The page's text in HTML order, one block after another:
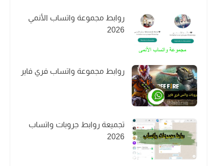
روابط مجموعة واتساب الأنمي
2026
روابط مجموعة واتساب فري فاير
تجميعة روابط جروبات واتساب
2026